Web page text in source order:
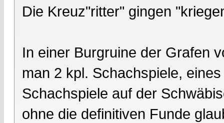
Die Kreuz"ritter" gingen
In einer Burgruine der Grafen
man 2 kpl. Schachspiele,
Schachspiele auf der
ohne die definitiven Funde